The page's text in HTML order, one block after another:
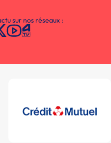
sur nos réseaux :